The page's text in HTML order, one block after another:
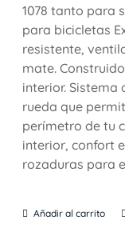
1078 tanto para
para bicicletas
resistente,
mate.
interior. Sistema
rueda que
perímetro de tu
interior, confort
rozaduras para
Añadir al carrito